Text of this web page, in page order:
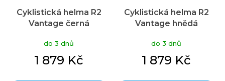
Cyklistická helma R2
Vantage černá
do 3 dnů
1 879 Kč
Cyklistická helma R2
Vantage hnědá
do 3 dnů
1 879 Kč